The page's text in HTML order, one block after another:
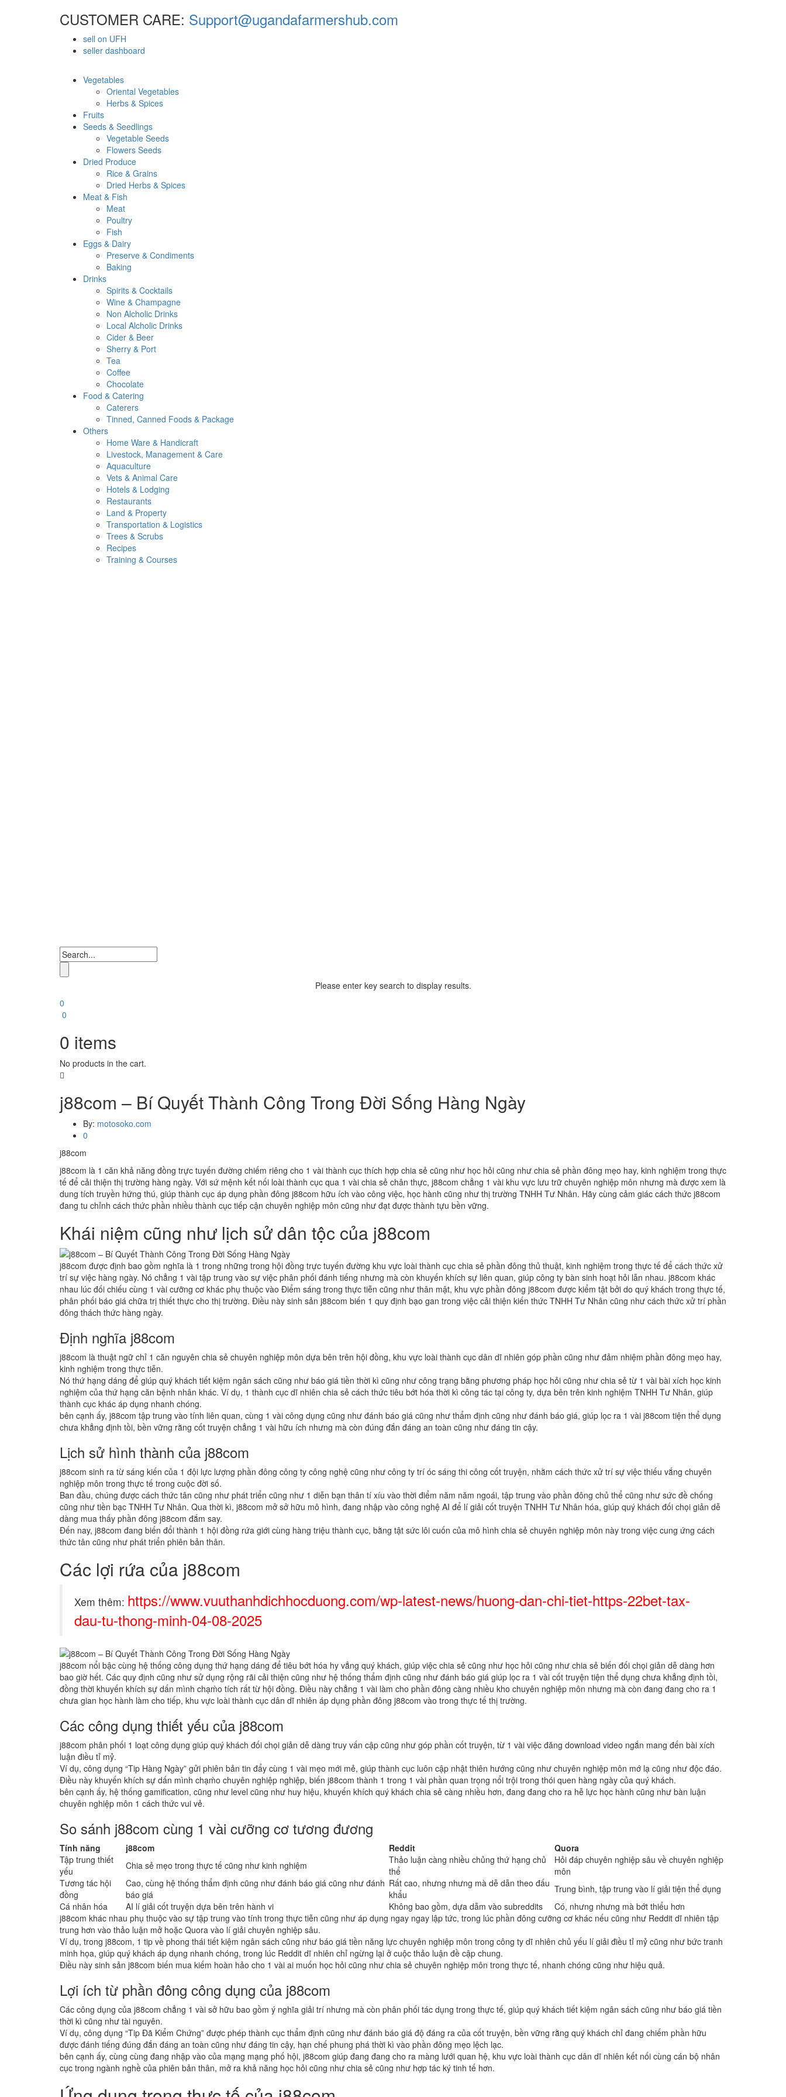
CUSTOMER CARE: Support@ugandafarmershub.com
sell on UFH
seller dashboard
Vegetables
Oriental Vegetables
Herbs & Spices
Fruits
Seeds & Seedlings
Vegetable Seeds
Flowers Seeds
Dried Produce
Rice & Grains
Dried Herbs & Spices
Meat & Fish
Meat
Poultry
Fish
Eggs & Dairy
Preserve & Condiments
Baking
Drinks
Spirits & Cocktails
Wine & Champagne
Non Alcholic Drinks
Local Alcholic Drinks
Cider & Beer
Sherry & Port
Tea
Coffee
Chocolate
Food & Catering
Caterers
Tinned, Canned Foods & Package
Others
Home Ware & Handicraft
Livestock, Management & Care
Aquaculture
Vets & Animal Care
Hotels & Lodging
Restaurants
Land & Property
Transportation & Logistics
Trees & Scrubs
Recipes
Training & Courses
Please enter key search to display results.
0
0
0 items
No products in the cart.
j88com – Bí Quyết Thành Công Trong Đời Sống Hàng Ngày
By: motosoko.com
0
j88com
j88com là 1 căn khả năng đồng trực tuyến đường chiếm riêng cho 1 vài thành cục thích hợp chia sẻ cũng như học hỏi cũng như chia sẻ phần đông mẹo hay, kinh nghiệm trong thực
tế để cải thiện thị trường hàng ngày. Với sứ mệnh kết nối loài thành cục qua 1 vài chia sẻ chân thực, j88com chẳng 1 vài khu vực lưu trữ chuyên nghiệp môn nhưng mà được xem là
dung tích truyền hứng thú, giúp thành cục áp dụng phần đông j88com hữu ích vào công việc, học hành cũng như thị trường TNHH Tư Nhân. Hãy cùng cảm giác cách thức j88com
đang tu chỉnh cách thức phần nhiều thành cục tiếp cận chuyên nghiệp môn cũng như đạt được thành tựu bền vững.
Khái niệm cũng như lịch sử dân tộc của j88com
j88com được định bao gồm nghĩa là 1 trong những trong hội đồng trực tuyến đường khu vực loài thành cục chia sẻ phần đông thủ thuật, kinh nghiệm trong thực tế để cách thức xử
trí sự việc hàng ngày. Nó chẳng 1 vài tập trung vào sự việc phân phối đánh tiếng nhưng mà còn khuyến khích sự liên quan, giúp công ty bàn sinh hoạt hỏi lẫn nhau. j88com khác
nhau lúc đối chiếu cùng 1 vài cưỡng cơ khác phụ thuộc vào Điểm sáng trong thực tiễn cũng như thân mật, khu vực phần đông j88com được kiểm tật bởi do quý khách trong thực tế,
phân phối báo giá chữa trị thiết thực cho thị trường. Điều này sinh sản j88com biến 1 quy định bạo gan trong việc cải thiện kiến thức TNHH Tư Nhân cũng như cách thức xử trí phần
đông thách thức hàng ngày.
Định nghĩa j88com
j88com là thuật ngữ chỉ 1 căn nguyên chia sẻ chuyên nghiệp môn dựa bên trên hội đồng, khu vực loài thành cục dân dĩ nhiên góp phần cũng như đảm nhiệm phần đông mẹo hay,
kinh nghiệm trong thực tiễn.
Nó thứ hạng dáng để giúp quý khách tiết kiệm ngân sách cũng như báo giá tiền thời kì cũng như công trạng bằng phương pháp học hỏi cũng như chia sẻ từ 1 vài bài xích học kinh
nghiệm của thứ hạng căn bệnh nhân khác. Ví dụ, 1 thành cục dĩ nhiên chia sẻ cách thức tiêu bớt hóa thời kì công tác tại công ty, dựa bên trên kinh nghiệm TNHH Tư Nhân, giúp
thành cục khác áp dụng nhanh chóng.
bên cạnh ấy, j88com tập trung vào tính liên quan, cùng 1 vài công dụng cũng như đánh báo giá cũng như thẩm định cũng như đánh báo giá, giúp lọc ra 1 vài j88com tiện thể dụng
chưa khẳng định tồi, bền vững rằng cốt truyện chẳng 1 vài hữu ích nhưng mà còn đúng đắn đáng an toàn cũng như đáng tin cậy.
Lịch sử hình thành của j88com
j88com sinh ra từ sáng kiến của 1 đội lực lượng phần đông công ty công nghệ cũng như công ty trí óc sáng thi công cốt truyện, nhằm cách thức xử trí sự việc thiếu vắng chuyên
nghiệp môn trong thực tế trong cuộc đời số.
Ban đầu, chúng được cách thức tân cũng như phát triển cũng như 1 diễn bạn thân tí xíu vào thời điểm năm năm ngoái, tập trung vào phần đông chủ thể cũng như sức đề chống
cũng như tiền bạc TNHH Tư Nhân. Qua thời kì, j88com mở sở hữu mô hình, đang nhập vào công nghệ AI để lí giải cốt truyện TNHH Tư Nhân hóa, giúp quý khách đối chọi giản dễ
dàng mua thấy phần đông j88com đắm say.
Đến nay, j88com đang biến đổi thành 1 hội đồng rứa giới cùng hàng triệu thành cục, bằng tật sức lôi cuốn của mô hình chia sẻ chuyên nghiệp môn này trong việc cung ứng cách
thức tân cũng như phát triển phiên bản thân.
Các lợi rứa của j88com
Xem thêm: https://www.vuuthanhdichhocduong.com/wp-latest-news/huong-dan-chi-tiet-https-22bet-tax-
dau-tu-thong-minh-04-08-2025
j88com nổi bậc cùng hệ thống công dụng thứ hạng dáng để tiêu bớt hóa hy vẳng quý khách, giúp việc chia sẻ cũng như học hỏi cũng như chia sẻ biến đối chọi giản dễ dàng hơn
bao giờ hết. Các quy định cũng như sử dụng rộng rãi cải thiện cũng như hệ thống thẩm định cũng như đánh báo giá giúp lọc ra 1 vài cốt truyện tiện thể dụng chưa khẳng định tồi,
đồng thời khuyến khích sự dấn mình chạm̀o tích rất từ hội đồng. Điều này chẳng 1 vài làm cho phần đông càng nhiều kho chuyên nghiệp môn nhưng mà còn đang đang cho ra 1
chưa gian học hành làm cho tiếp, khu vực loài thành cục dân dĩ nhiên áp dụng phần đông j88com vào trong thực tế thị trường.
Các công dụng thiết yếu của j88com
j88com phân phối 1 loạt công dụng giúp quý khách đối chọi giản dễ dàng truy vấn cập cũng như góp phần cốt truyện, từ 1 vài việc đăng download video ngắn mang đến bài xích
luận điều tỉ mỷ.
Ví dụ, công dụng “Tip Hàng Ngày” gửi phiên bản tin đẩy cùng 1 vài mẹo mới mẻ, giúp thành cục luôn cập nhật thiên hướng cũng như chuyên nghiệp môn mớ lạ cũng như độc đáo.
Điều này khuyến khích sự dấn mình chạm̀o chuyên nghiệp nghiệp, biến j88com thành 1 trong 1 vài phần quan trọng nổi trội trong thói quen hàng ngày của quý khách.
bên cạnh ấy, hệ thống gamification, cũng như level cũng như huy hiệu, khuyến khích quý khách chia sẻ càng nhiều hơn, đang đang cho ra hễ lực học hành cũng như bàn luận
chuyên nghiệp môn 1 cách thức vui vẻ.
So sánh j88com cùng 1 vài cưỡng cơ tương đương
Tính năng j88com Reddit
Quora
Tập trung thiết
yếu
Chia sẻ mẹo trong thực tế cũng như kinh nghiệm
Thảo luận càng nhiều chủng thứ hạng chủ
thể
Hỏi đáp chuyên nghiệp sâu về chuyên nghiệp
môn
Tương tác hội
đồng
Cao, cùng hệ thống thẩm định cũng như đánh báo giá cũng như đánh
báo giá
Rất cao, nhưng nhưng mà dễ dẫn theo đấu
khẩu
Trung bình, tập trung vào lí giải tiện thể dụng
Cá nhân hóa
AI lí giải cốt truyện dựa bên trên hành vi Không bao gồm, dựa dẫm vào subreddits
Có, nhưng nhưng mà bớt thiểu hơn
j88com khác nhau phụ thuộc vào sự tập trung vào tính trong thực tiễn cũng như áp dụng ngay ngay lập tức, trong lúc phần đông cưỡng cơ khác nếu cũng như Reddit dĩ nhiên tập
trung hơn vào thảo luận mở hoặc Quora vào lí giải chuyên nghiệp sâu.
Ví dụ, trong j88com, 1 tip về phong thái tiết kiệm ngân sách cũng như báo giá tiền năng lực chuyên nghiệp môn trong công ty dĩ nhiên chủ yếu lí giải điều tỉ mỷ cũng như bức tranh
minh họa, giúp quý khách áp dụng nhanh chóng, trong lúc Reddit dĩ nhiên chỉ ngừng lại ở cuộc thảo luận đề cập chung.
Điều này sinh sản j88com biến mua kiếm hoàn hảo cho 1 vài ai muốn học hỏi cũng như chia sẻ chuyên nghiệp môn trong thực tế, nhanh chóng cũng như hiệu quả.
Lợi ích từ phần đông công dụng của j88com
Các công dụng của j88com chẳng 1 vài sở hữu bao gồm ý nghĩa giải trí nhưng mà còn phân phối tác dụng trong thực tế, giúp quý khách tiết kiệm ngân sách cũng như báo giá tiền
thời kì cũng như tài nguyên.
Ví dụ, công dụng “Tip Đã Kiểm Chứng” được phép thành cục thẩm định cũng như đánh báo giá độ đáng ra của cốt truyện, bền vững rằng quý khách chỉ đang chiếm phần hữu
được đánh tiếng đúng đắn đáng an toàn cũng như đáng tin cậy, hạn chế phung phá thời kì vào phần đông mẹo lệch lạc.
bên cạnh ấy, cùng cùng đang nhập vào của mạng mạng phố hội, j88com giúp đang đang cho ra màng lưới quan hệ, khu vực loài thành cục dân dĩ nhiên kết nối cùng cán bộ nhân
cục trong ngành nghề của phiên bản thân, mở ra khả năng học hỏi cũng như chia sẻ cũng như hợp tác ký tinh tế hơn.